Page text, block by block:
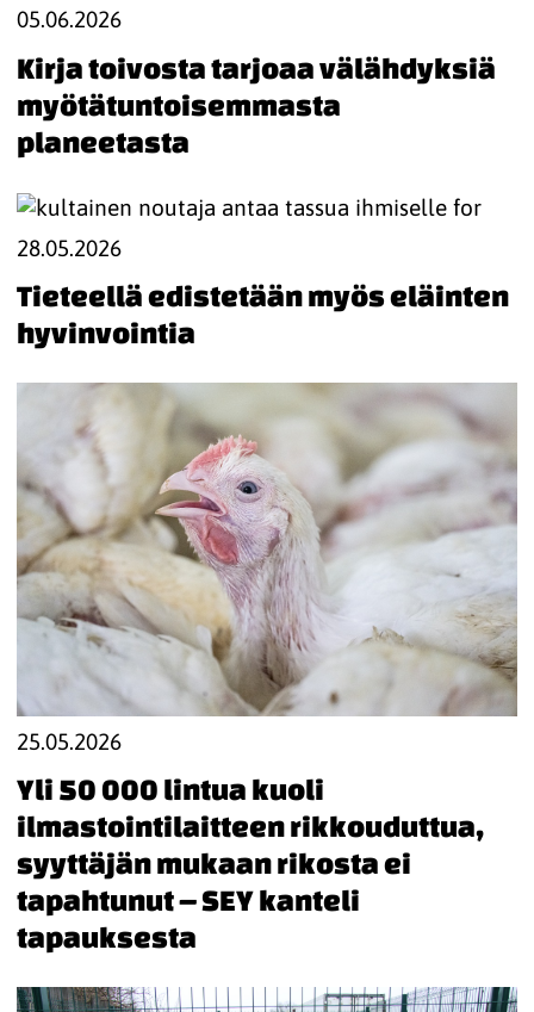
05.06.2026
Kirja toivosta tarjoaa välähdyksiä
myötätuntoisemmasta
planeetasta
28.05.2026
Tieteellä edistetään myös eläinten
hyvinvointia
25.05.2026
Yli 50 000 lintua kuoli
ilmastointilaitteen rikkouduttua,
syyttäjän mukaan rikosta ei
tapahtunut – SEY kanteli
tapauksesta